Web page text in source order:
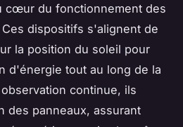
cœur du fonctionnement des
dispositifs s'alignent de
la position du soleil pour
d'énergie tout au long de la
continue, ils
des panneaux, assurant